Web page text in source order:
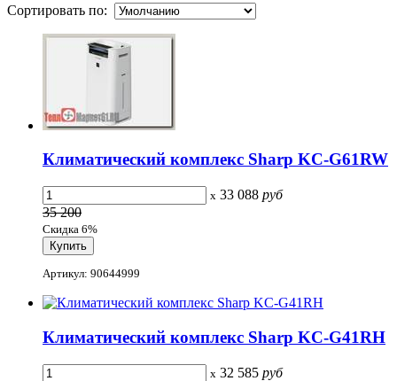
Сортировать по:
Климатический комплекс Sharp KC-G61RW
x 33 088 руб
35 200
Скидка 6%
Артикул: 90644999
Климатический комплекс Sharp KC-G41RH
x 32 585 руб